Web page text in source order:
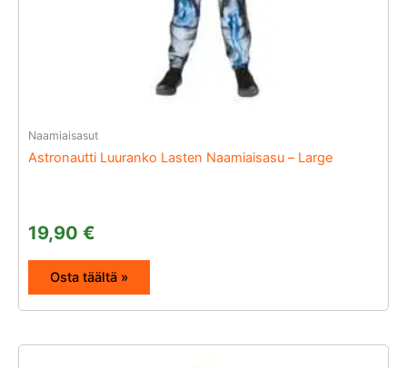
Naamiaisasut
Astronautti Luuranko Lasten Naamiaisasu – Large
19,90 €
Osta täältä »